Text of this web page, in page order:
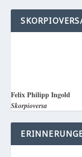
Felix Philipp Ingold
Skorpioversa